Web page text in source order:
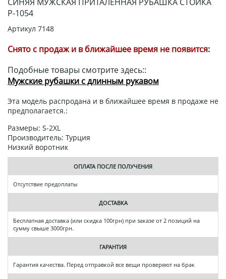
Р-1054
Артикул 7148
Снято с продаж и в ближайшее время не появится:
Подобные товары смотрите здесь::
Мужские рубашки с длинным рукавом
Эта модель распродана и в ближайшее время в продаже не
предполагается.:
Размеры: S-2XL
Производитель: Турция
Низкий воротник
ОПЛАТА ПОСЛЕ ПОЛУЧЕНИЯ
Отсутствие предоплаты
ДОСТАВКА
Бесплатная доставка (или скидка 100грн) при заказе от 2 позиций на
сумму свыше 3000грн.
ГАРАНТИЯ
Гарантия качества. Перед отправкой все вещи проверяют на брак